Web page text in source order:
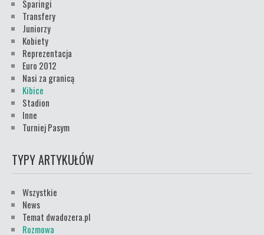
Sparingi
Transfery
Juniorzy
Kobiety
Reprezentacja
Euro 2012
Nasi za granicą
Kibice
Stadion
Inne
Turniej Pasym
TYPY ARTYKUŁÓW
Wszystkie
News
Temat dwadozera.pl
Rozmowa